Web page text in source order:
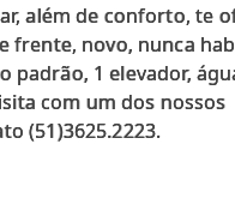
além de conforto, te
frente, novo, nunca
padrão, 1 elevador,
com um dos nossos